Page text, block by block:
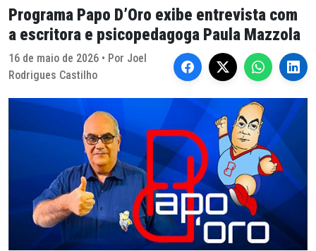
Programa Papo D’Oro exibe entrevista com
a escritora e psicopedagoga Paula Mazzola
16 de maio de 2026 • Por Joel
Rodrigues Castilho